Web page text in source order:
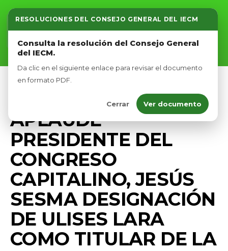
RESOLUCIONES DEL CONSEJO GENERAL DEL IECM
Consulta la resolución del Consejo General
del IECM.
Da clic en el siguiente enlace para revisar el documento
en formato PDF.
Cerrar Ver documento
Inicio
Nosotros
Afíliate
APLAUDE
PRESIDENTE DEL
CONGRESO
CAPITALINO, JESÚS
SESMA DESIGNACIÓN
DE ULISES LARA
COMO TITULAR DE LA